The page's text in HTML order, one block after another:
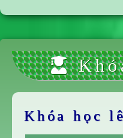
Khóa học